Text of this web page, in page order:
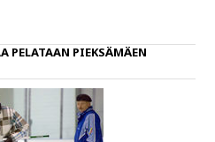
PELATAAN PIEKSÄMÄEN